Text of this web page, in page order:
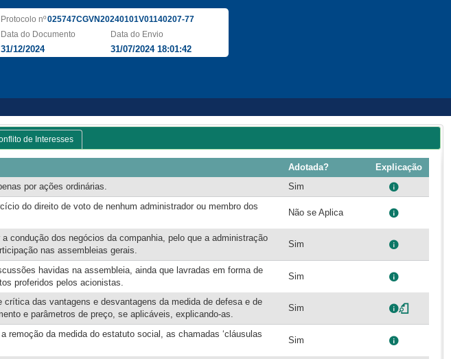
Protocolo nº025747CGVN20240101V01140207-77
Data do Documento
31/12/2024
Data do Envio
31/07/2024 18:01:42